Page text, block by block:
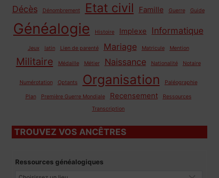
Décès Dénombrement Etat civil Famille Guerre Guide
Généalogie Histoire Implexe Informatique
Jeux latin Lien de parenté Mariage Matricule Mention
Militaire Médaille Métier Naissance Nationalité Notaire
Numérotation Optants Organisation Paléographie
Plan Première Guerre Mondiale Recensement
Ressources
Transcription
TROUVEZ VOS ANCÊTRES
Ressources généalogiques